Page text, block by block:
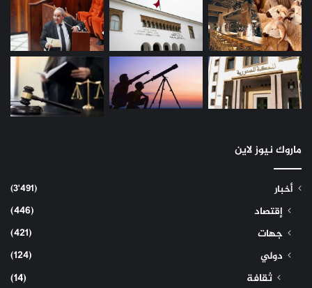
ماروك نيوز لاين
أخبار (3٬491)
إقتصاد
(446)
جهات
(421)
دولي
(124)
ثقافة (14)